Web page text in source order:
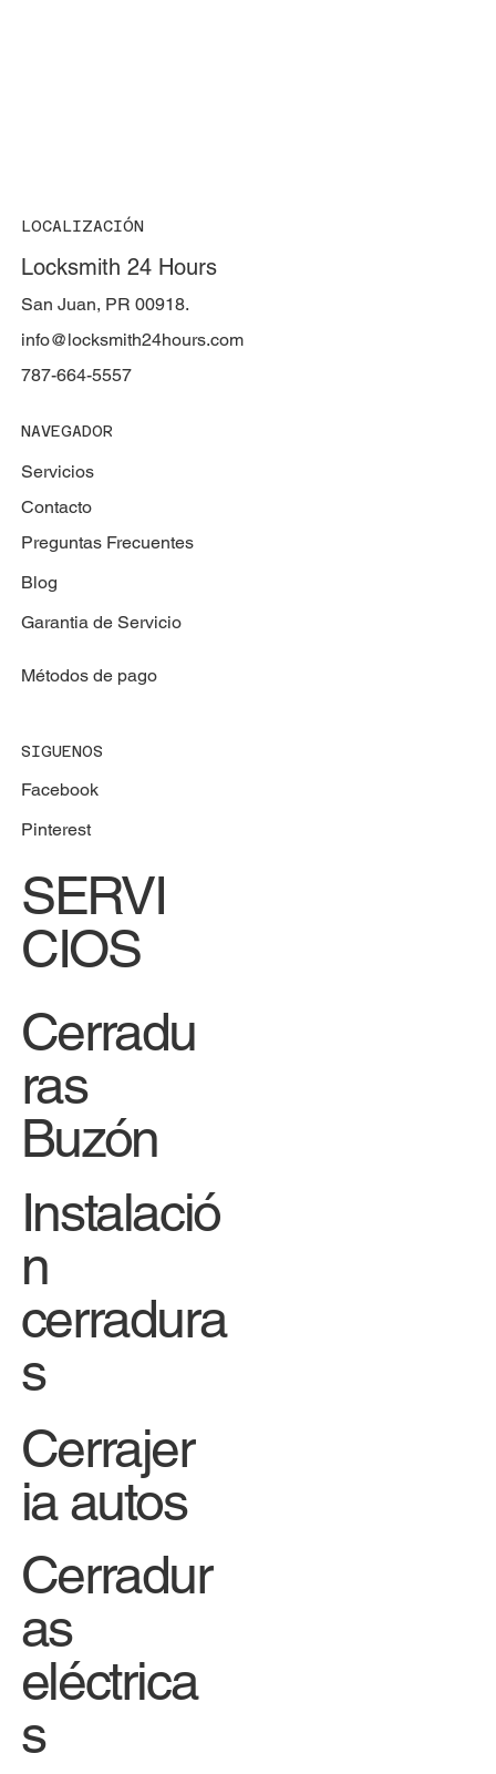
LOCALIZACIÓN
Locksmith 24 Hours
San Juan, PR 00918.
787-664-5557
info@locksmith24hours.com
NAVEGADOR
Servicios
Contacto
Preguntas Frecuentes
Blog
Garantia de Servicio
Métodos de pago
SIGUENOS
Facebook
Pinterest
SERVI
CIOS
Cerradu
ras
Buzón
Instalació
n
cerradura
s
Cerrajer
ia autos
Cerradur
as
eléctrica
s